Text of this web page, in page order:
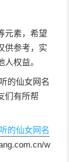
元素，希望
供参考，实
权益。
的仙女网名
们有所帮
的仙女网名
w